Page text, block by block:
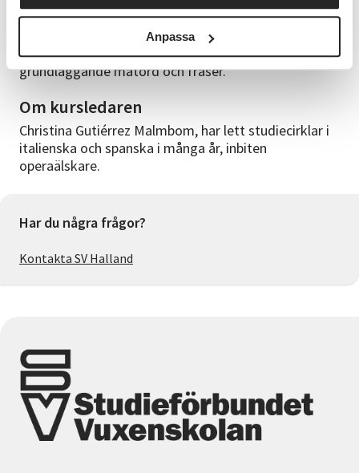
Anpassa
Det ingår ett praktiskt kompendium med
grundläggande matord och fraser.
Om kursledaren
Christina Gutiérrez Malmbom, har lett studiecirklar i
italienska och spanska i många år, inbiten
operaälskare.
Har du några frågor?
Kontakta SV Halland